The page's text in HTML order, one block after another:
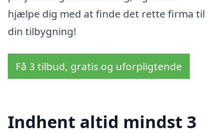
hjælpe dig med at finde det rette firma til
din tilbygning!
Få 3 tilbud, gratis og uforpligtende
Indhent altid mindst 3